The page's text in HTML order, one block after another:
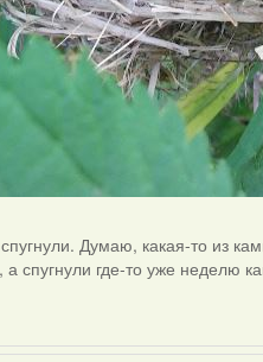
Думаю, какая-то из
спугнули где-то уже неделю